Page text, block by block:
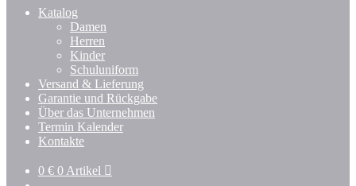
Katalog
Damen
Herren
Kinder
Schuluniform
Versand & Lieferung
Garantie und Rückgabe
Über das Unternehmen
Termin Kalender
Kontakte
0 € 0 Artikel